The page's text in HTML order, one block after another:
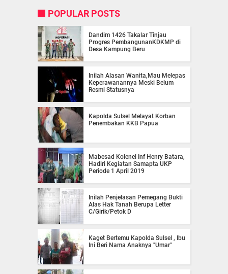
POPULAR POSTS
Dandim 1426 Takalar Tinjau
Progres PembangunanKDKMP di
Desa Kampung Beru
Inilah Alasan Wanita,Mau Melepas
Keperawanannya Meski Belum
Resmi Statusnya
Kapolda Sulsel Melayat Korban
Penembakan KKB Papua
Mabesad Kolenel Inf Henry Batara,
Hadiri Kegiatan Samapta UKP
Periode 1 April 2019
Inilah Penjelasan Pemegang Bukti
Alas Hak Tanah Berupa Letter
C/Girik/Petok D
Kaget Bertemu Kapolda Sulsel , Ibu
Ini Beri Nama Anaknya "Umar"